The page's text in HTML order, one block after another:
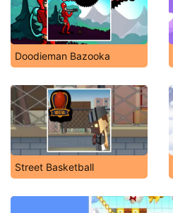
Doodieman Bazooka
Street Basketball